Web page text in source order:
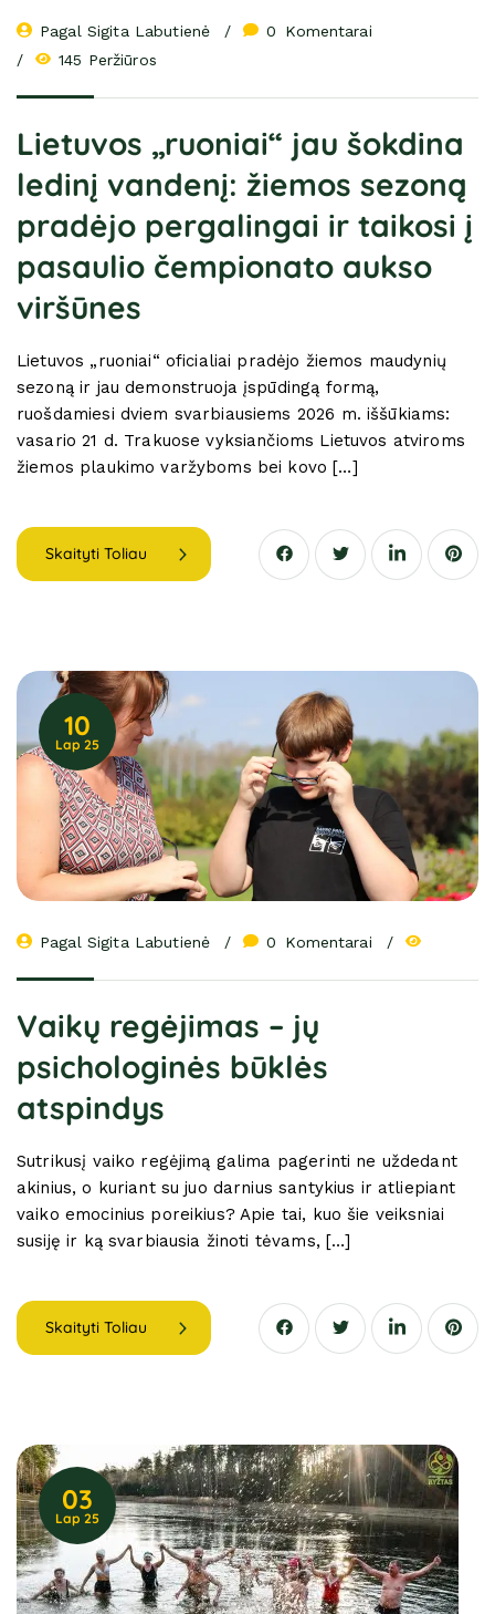
Pagal Sigita Labutienė 0
Komentarai
145 Peržiūros
Lietuvos „ruoniai“ jau šokdina
ledinį vandenį: žiemos sezoną
pradėjo pergalingai ir taikosi į
pasaulio čempionato aukso
viršūnes
Lietuvos „ruoniai“ oficialiai pradėjo žiemos maudynių
sezoną ir jau demonstruoja įspūdingą formą,
ruošdamiesi dviem svarbiausiems 2026 m. iššūkiams:
vasario 21 d. Trakuose vyksiančioms Lietuvos atviroms
žiemos plaukimo varžyboms bei kovo […]
Skaityti Toliau
10
Lap 25
Pagal Sigita Labutienė 0 Komentarai
Vaikų regėjimas – jų
psichologinės būklės
atspindys
Sutrikusį vaiko regėjimą galima pagerinti ne uždedant
akinius, o kuriant su juo darnius santykius ir atliepiant
vaiko emocinius poreikius? Apie tai, kuo šie veiksniai
susiję ir ką svarbiausia žinoti tėvams, […]
Skaityti Toliau
03
Lap 25